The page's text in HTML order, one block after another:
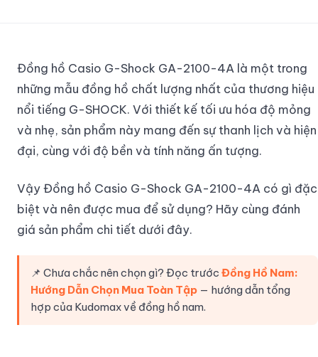
Đồng hồ Casio G-Shock GA-2100-4A là một trong
những mẫu đồng hồ chất lượng nhất của thương hiệu
nổi tiếng G-SHOCK. Với thiết kế tối ưu hóa độ mỏng
và nhẹ, sản phẩm này mang đến sự thanh lịch và hiện
đại, cùng với độ bền và tính năng ấn tượng.
Vậy Đồng hồ Casio G-Shock GA-2100-4A có gì đặc
biệt và nên được mua để sử dụng? Hãy cùng đánh
giá sản phẩm chi tiết dưới đây.
📌 Chưa chắc nên chọn gì? Đọc trước Đồng Hồ Nam:
Hướng Dẫn Chọn Mua Toàn Tập — hướng dẫn tổng
hợp của Kudomax về đồng hồ nam.